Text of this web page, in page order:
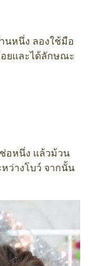
นหนึ่ง ลองใช้มือ
อยและได้ลักษณะ
อหนึ่ง แล้วม้วน
ว่างโบว์ จากนั้น